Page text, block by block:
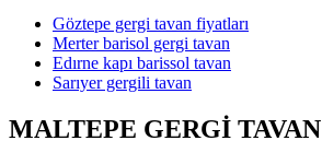
Göztepe gergi tavan fiyatları
Merter barisol gergi tavan
Edırne kapı barissol tavan
Sarıyer gergili tavan
MALTEPE GERGİ TAVAN